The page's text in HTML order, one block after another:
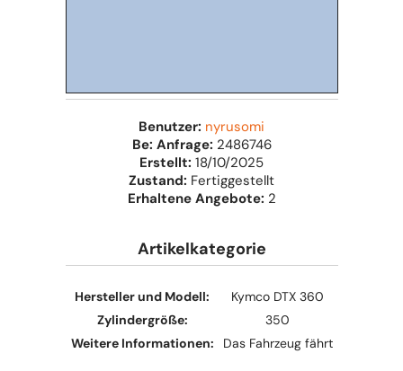
Benutzer: nyrusomi
Be: Anfrage: 2486746
Erstellt: 18/10/2025
Zustand: Fertiggestellt
Erhaltene Angebote: 2
Artikelkategorie
Hersteller und Modell:
Kymco DTX 360
Zylindergröße:
350
Weitere Informationen:
Das Fahrzeug fährt